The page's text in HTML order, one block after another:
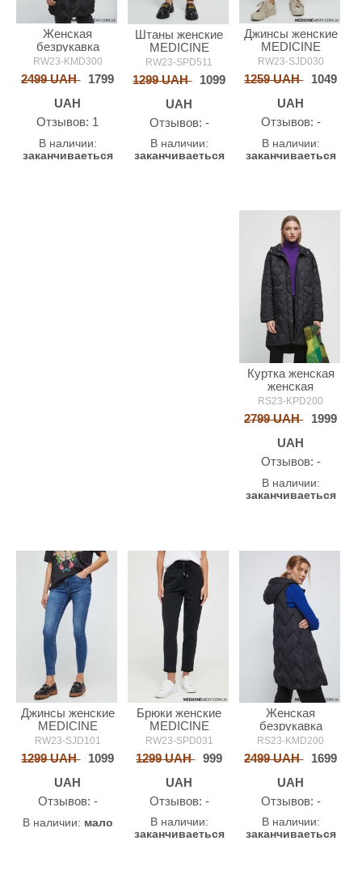
Женская
безрукавка
MEDICINE
RW23-KMD300
2499 UAH
1799
UAH
Oтзывов: 1
В наличии:
заканчиваеться
Штаны женские
MEDICINE
RW23-SPD511
1299 UAH
1099
UAH
Oтзывов: -
В наличии:
заканчиваеться
Джинсы женские
MEDICINE
RW23-SJD030
1259 UAH
1049
UAH
Oтзывов: -
В наличии:
заканчиваеться
Куртка женская
женская
MEDICINE
RS23-KPD200
2799 UAH
1999
UAH
Oтзывов: -
В наличии:
заканчиваеться
Джинсы женские
MEDICINE
RW23-SJD101
1299 UAH
1099
UAH
Oтзывов: -
В наличии: мало
Брюки женские
MEDICINE
RW23-SPD031
1299 UAH
999
UAH
Oтзывов: -
В наличии:
заканчиваеться
Женская
безрукавка
MEDICINE
RS23-KMD200
2499 UAH
1699
UAH
Oтзывов: -
В наличии:
заканчиваеться